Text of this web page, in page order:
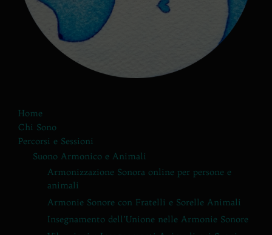
Home
Chi Sono
Percorsi e Sessioni
Suono Armonico e Animali
Armonizzazione Sonora online per persone e
animali
Armonie Sonore con Fratelli e Sorelle Animali
Insegnamento dell’Unione nelle Armonie Sonore